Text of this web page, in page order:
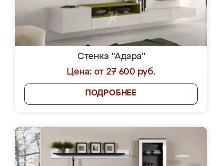
Стенка "Адара"
Цена: от 27 600 руб.
ПОДРОБНЕЕ